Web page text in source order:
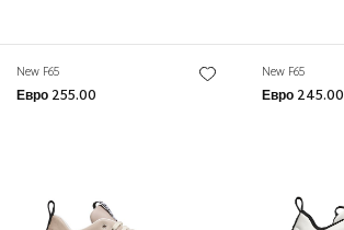
New F65
Евро 255.00
New F65
Евро 245.00